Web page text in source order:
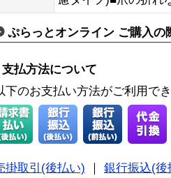
ぷらっとオンライン ご購入の
支払方法について
下のお支払い方法がご利用で
掛取引(後払い)
銀行振込(後